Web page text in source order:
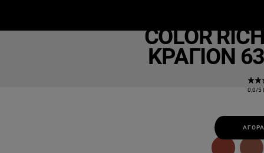
COLOR
ΚΡΑΓΙΌΝ
0,0/5
ΑΓΟΡΆ